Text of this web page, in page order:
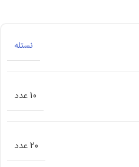
نستله
10 عدد
20 عدد